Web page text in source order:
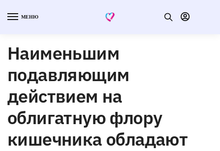
МЕНЮ
Наименьшим
подавляющим
действием на
облигатную флору
кишечника обладают